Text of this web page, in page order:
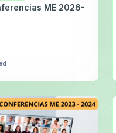
ME 2026-